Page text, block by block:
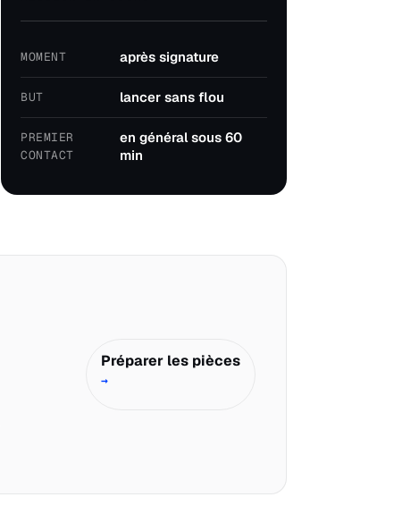
MOMENT après signature
BUT lancer sans flou
PREMIER
CONTACT
en général sous 60
min
Préparer les pièces
→